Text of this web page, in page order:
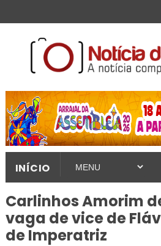
INÍCIO
Carlinhos Amorim
vaga de vice de
de Imperatriz